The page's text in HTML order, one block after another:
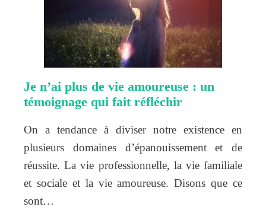
Je n’ai plus de vie amoureuse : un
témoignage qui fait réfléchir
On a tendance à diviser notre existence en
plusieurs domaines d’épanouissement et de
réussite. La vie professionnelle, la vie familiale
et sociale et la vie amoureuse. Disons que ce
sont…